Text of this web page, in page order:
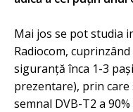
Mai jos se pot studia
Radiocom,
siguranță înca 1-3
prezentare), prin care
semnal DVB-T2 a